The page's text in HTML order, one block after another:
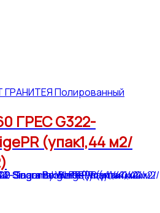
ГРАНИТЕЯ Полированный
ГРЕС G322-
(упак1,44 м2/